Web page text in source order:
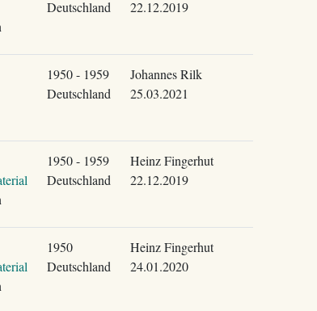
Deutschland
22.12.2019
1950 - 1959
Deutschland
Johannes Rilk
25.03.2021
1950 - 1959
Deutschland
Heinz Fingerhut
22.12.2019
1950
Deutschland
Heinz Fingerhut
24.01.2020